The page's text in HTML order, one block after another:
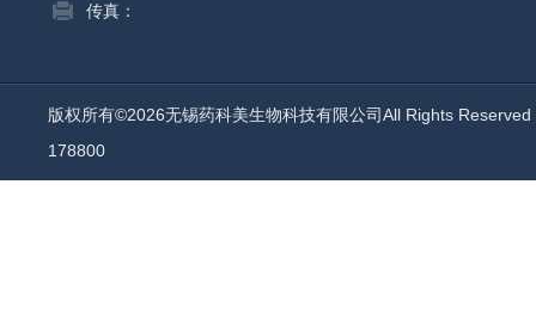
传真：
版权所有©2026无锡药科美生物科技有限公司All Rights
178800